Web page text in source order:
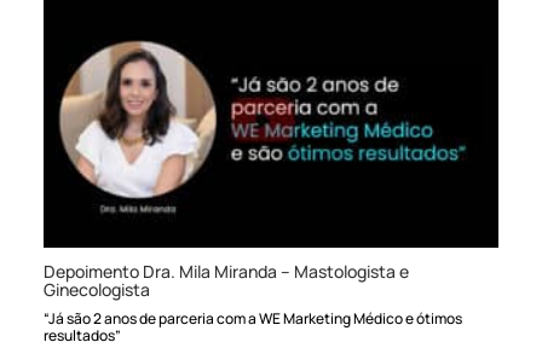
Depoimento Dra. Mila Miranda – Mastologista e
Ginecologista
“Já são 2 anos de parceria com a WE Marketing Médico e ótimos
resultados”